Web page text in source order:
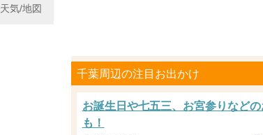
天気/地図
千葉周辺の注目お出かけ
お誕生日や七五三、お宮参りなど
も！